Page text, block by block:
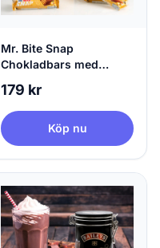
Mr. Bite Snap
Chokladbars med
pack
179 kr
Köp nu